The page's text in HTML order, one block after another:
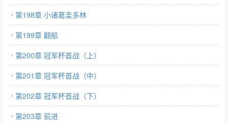
第198章 小诸葛圭多林
第199章 翻船
第200章 冠军杯首战（上）
第201章 冠军杯首战（中）
第202章 冠军杯首战（下）
第203章 前进